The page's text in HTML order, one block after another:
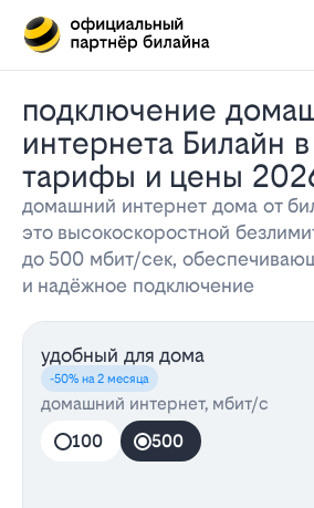
Подключение домашнего
интернета Билайн
тарифы и цены
домашний интернет дома от
это высокоскоростной
до 500 мбит/сек,
и надёжное подключение
удобный для дома
-50% на 2 месяца
домашний интернет, мбит/с
100
500